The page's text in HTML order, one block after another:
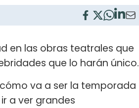
en las obras teatrales que
que lo harán único.
va a ser la temporada
a ver grandes